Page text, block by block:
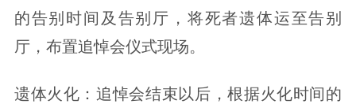
的告别时间及告别厅，将死者遗体运至告别
厅，布置追悼会仪式现场。
遗体火化：追悼会结束以后，根据火化时间的